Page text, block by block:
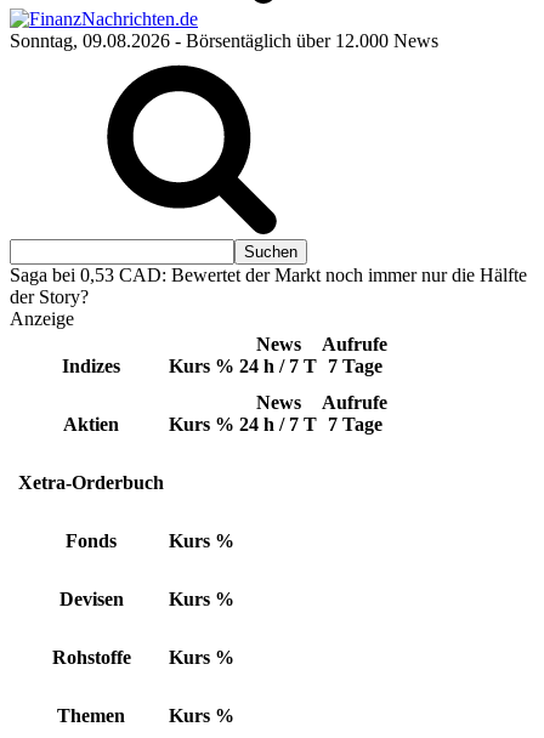
Sonntag, 09.08.2026 - Börsentäglich über 12.000 News
Saga bei 0,53 CAD: Bewertet der Markt noch immer nur die Hälfte
der Story?
Anzeige
Indizes Kurs %
News
24 h / 7 T
Aufrufe
7 Tage
Aktien Kurs %
News
24 h / 7 T
Aufrufe
7 Tage
Xetra-Orderbuch
Fonds Kurs %
Devisen Kurs %
Rohstoffe Kurs %
Themen Kurs %